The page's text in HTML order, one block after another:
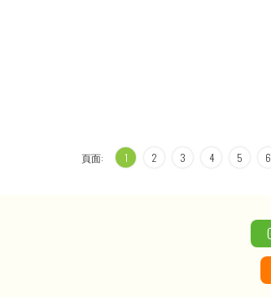
頁面: 1 2 3 4 5 6